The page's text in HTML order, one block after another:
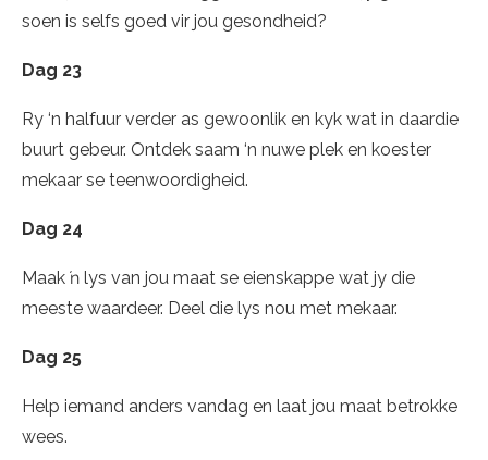
soen is selfs goed vir jou gesondheid?
Dag 23
Ry ‘n halfuur verder as gewoonlik en kyk wat in daardie
buurt gebeur. Ontdek saam ‘n nuwe plek en koester
mekaar se teenwoordigheid.
Dag 24
Maak ŉ lys van jou maat se eienskappe wat jy die
meeste waardeer. Deel die lys nou met mekaar.
Dag 25
Help iemand anders vandag en laat jou maat betrokke
wees.